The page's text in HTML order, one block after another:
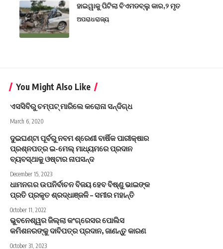
ହାଇୱାକୁ ପିଟିଲା ବିଏମଡବ୍ଲୁ କାର,୨ ମୃତ
ଅପରାଧରାଜ୍ୟ
You Might Also Like
ଏସସିବିରୁ ଚମ୍ପଟ୍‌ ମାରିଲେ କରୋନା ସନ୍ଦିଗ୍ଧ
March 6, 2020
ଦୁଇଘଣ୍ଟା ପୂର୍ବରୁ ନବମ ଶ୍ରେଣୀ ବାର୍ଷିକ ପାରୀକ୍ଷାର
ପ୍ରଶ୍ନପତ୍ର ଇ-ମେଲ୍ ମାଧ୍ୟମରେ ପ୍ରଦାନ
ବ୍ୟବସ୍ଥାକୁ ଓଷ୍ଟାର ନାପସନ୍ଦ
December 15, 2023
ଧାମନଗର ଉପନିର୍ବାଚନ ବିଜୟ ହେବ ବିଷ୍ଣୁ ଭାଇଙ୍କ
ପ୍ରତି ପ୍ରକୃତ ଶ୍ରଦ୍ଧାଞ୍ଜଳି – ସମୀର ମହାନ୍ତି
October 11, 2022
ଭୁବନେଶ୍ୱର ଜିଲ୍ଲା କଂଗ୍ରେସର ପୋଲିସ
କମିଶନରଙ୍କୁ ଦାବିପତ୍ର ପ୍ରଦାନ, ଜାଣନ୍ତୁ କାରଣ
October 31, 2023